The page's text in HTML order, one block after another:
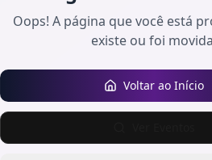
Oops! A página que você está
existe ou foi
Voltar ao Início